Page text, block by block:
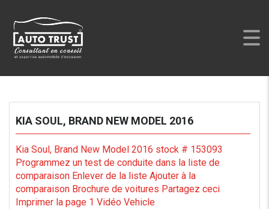
AUTO TRUST>LISTINGS
KIA SOUL, BRAND NEW MODEL 2016
Kia Soul, Brand New Model 2016 stock # 153093
Programmez un test de conduite dans la liste de
comparaison Enlever de la liste Ajouter à la
comparaison Brochure de voitures Partagez ceci
Imprimer la page 1 Vidéo Vehicle